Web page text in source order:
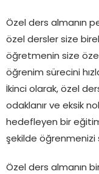
Özel ders almanın
özel dersler size
öğretmenin size
öğrenim sürecini
İkinci olarak, özel
odaklanır ve eksik
hedefleyen bir
şekilde öğrenmenizi
Özel ders almanın